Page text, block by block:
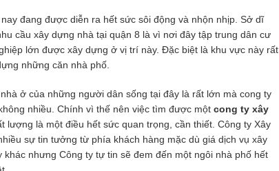
đang được diễn ra hết sức sôi động và nhộn nhịp. Sở dĩ
cầu xây dựng nhà tại quận 8 là vì nơi đây tập trung dân cư
lớn được xây dựng ở vị trí này. Đặc biệt là khu vực này rất
những căn nhà phố.
ở của những người dân sống tại đây là rất lớn mà cong ty
nhiều. Chính vì thế nên việc tìm được một cong ty xây
lượng là một điều hết sức quan trọng, cần thiết. Công ty Xây
sự tin tưởng từ phía khách hàng mặc dù giá dịch vụ xây
nhưng Công ty tự tin sẽ đem đến một ngôi nhà phố hết